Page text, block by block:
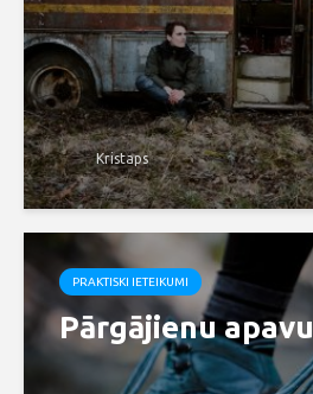
Kristaps
PRAKTISKI IETEIKUMI
Pārgājienu